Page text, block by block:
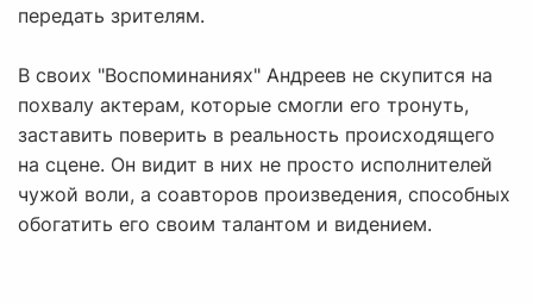
передать зрителям.
В своих "Воспоминаниях" Андреев не скупится на
похвалу актерам, которые смогли его тронуть,
заставить поверить в реальность происходящего
на сцене. Он видит в них не просто исполнителей
чужой воли, а соавторов произведения, способных
обогатить его своим талантом и видением.